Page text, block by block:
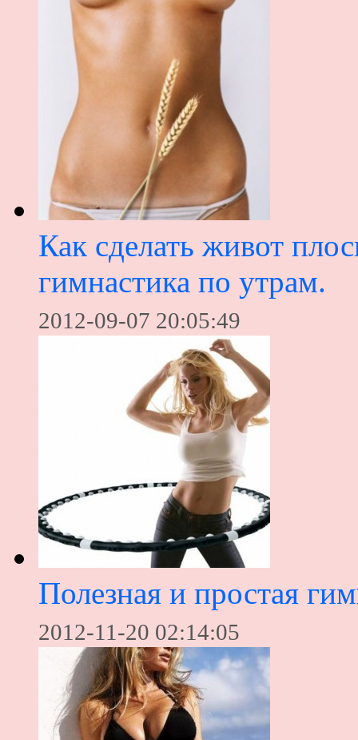
Как сделать живот
гимнастика по утрам.
2012-09-07 20:05:49
Полезная и простая
2012-11-20 02:14:05